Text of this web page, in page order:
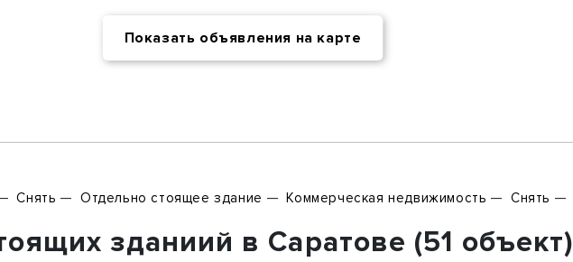
Показать объявления на карте
Снять Отдельно стоящее здание Коммерческая недвижимость Снять
зданиий в Саратове (51 объект)